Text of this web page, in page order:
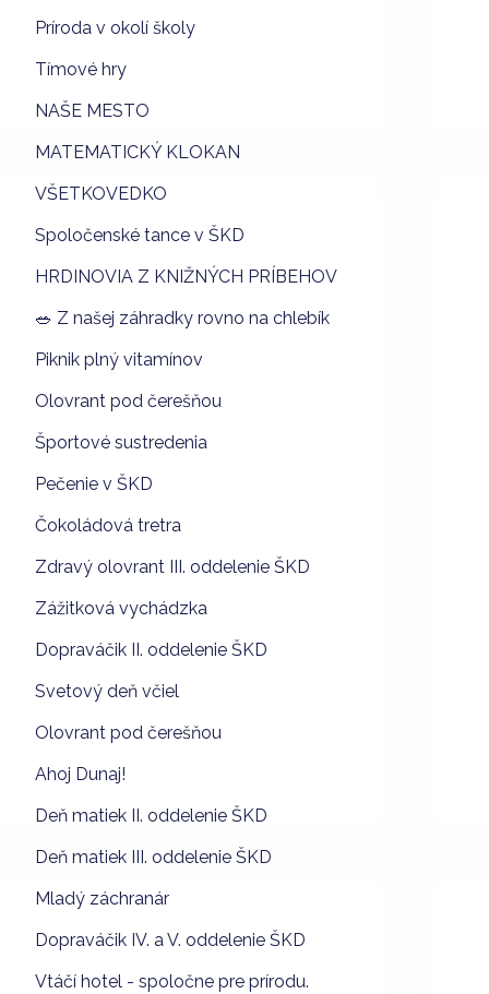
Príroda v okolí školy
Tímové hry
NAŠE MESTO
MATEMATICKÝ KLOKAN
VŠETKOVEDKO
Spoločenské tance v ŠKD
HRDINOVIA Z KNIŽNÝCH PRÍBEHOV
🥗 Z našej záhradky rovno na chlebík
Piknik plný vitamínov
Olovrant pod čerešňou
Športové sustredenia
Pečenie v ŠKD
Čokoládová tretra
Zdravý olovrant III. oddelenie ŠKD
Zážitková vychádzka
Dopraváčik II. oddelenie ŠKD
Svetový deň včiel
Olovrant pod čerešňou
Ahoj Dunaj!
Deň matiek II. oddelenie ŠKD
Deň matiek III. oddelenie ŠKD
Mladý záchranár
Dopraváčik IV. a V. oddelenie ŠKD
Vtáčí hotel - spoločne pre prírodu.